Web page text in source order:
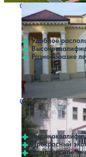
Санаторий
51 отзыв
Курган
Удобное
Разнообразие
Профилей
Нет цен или
Санаторий
4.715 отзывов
Прекрасный
Комплексное
Нет цен или